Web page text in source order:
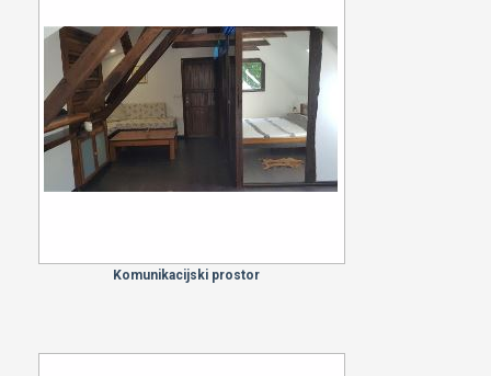
Komunikacijski prostor